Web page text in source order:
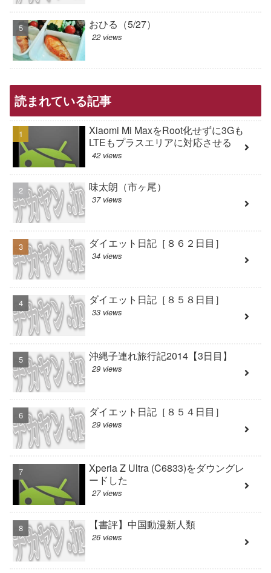
おひる（5/27）
22 views
読まれている記事
Xiaomi Mi MaxをRoot化せずに3Gも
LTEもプラスエリアに対応させる
42 views
味太朗（市ヶ尾）
37 views
ダイエット日記［８６２日目］
34 views
ダイエット日記［８５８日目］
33 views
沖縄子連れ旅行記2014【3日目】
29 views
ダイエット日記［８５４日目］
29 views
Xperia Z Ultra (C6833)をダウングレ
ードした
27 views
【書評】中国動漫新人類
26 views